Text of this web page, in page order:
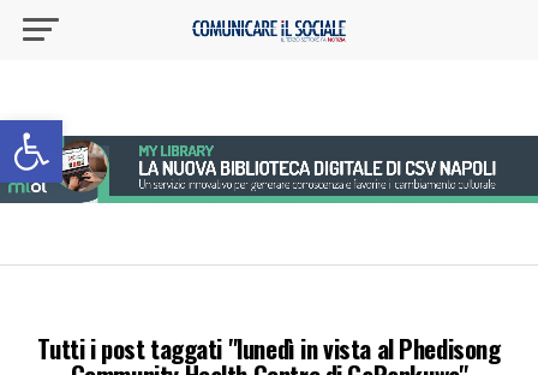
Apri la barra degli strumenti
Tutti i post taggati "lunedì in vista al Phedisong